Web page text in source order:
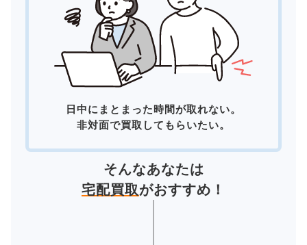
日中にまとまった時間が取れない。
非対面で買取してもらいたい。
そんなあなたは
宅配買取がおすすめ！